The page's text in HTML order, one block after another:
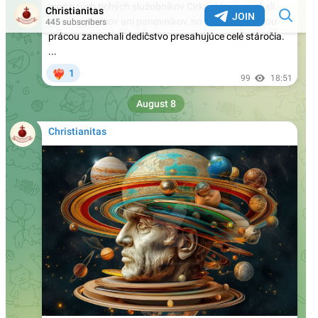
Rakúsko: Ministerstvo vnútra uviedlo, že agresivita
voči kresťanom vzrástla za rok o 29 %
Teologická fakulta v Trnave napreduje v LGBT
infiltrácii: Uviedla oslavnú reportáž o účasti na
LGBT konferencii heterodoxného hnutia Outreach.
Nechýbal ani James Martin…
Daily Mail: „Sú verejne dostupné zábery, ktoré
ukazujú, ako sa niektorí migranti na španielskej
Ceute pokúšajú vlámať do súkromných domov“
Prieskum biskupskej konferencie medzi mladými
brazílskymi katolíkmi: Nedôstojná liturgia, príliš
politiky a málo vierouky ich odvracia od života
viery
Španielsko: Diecéza Cádiz a Ceuta zareagovala na
čerstvú inváziu ilegálnych imigrantov tým, že všetky
cirkevné zbierky odovzdala pre nich!